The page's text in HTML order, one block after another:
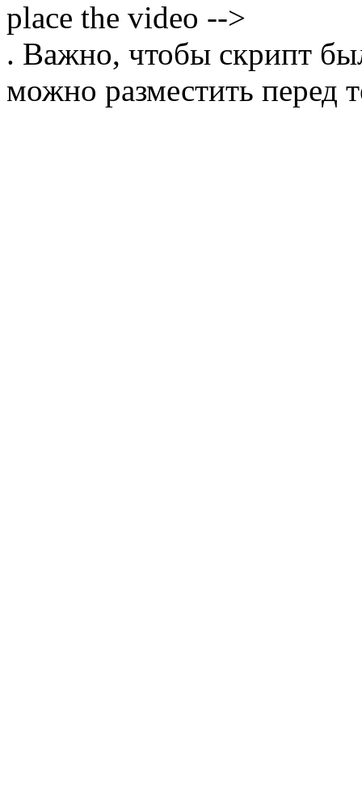
place the video -->
. Важно, чтобы скрипт
можно разместить перед